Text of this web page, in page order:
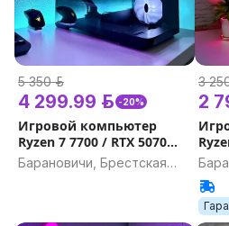
5 350 р.
4 299.99 р. -20%
Игровой компьютер
Ryzen 7 7700 / RTX 5070
12Gb / DDR5 32GB, 16GB /
SSD 1TB Гарантия на
Барановичи, Брестская
3
2